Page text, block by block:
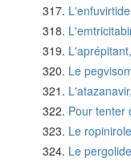
Le
Pour tenter
Le
Le